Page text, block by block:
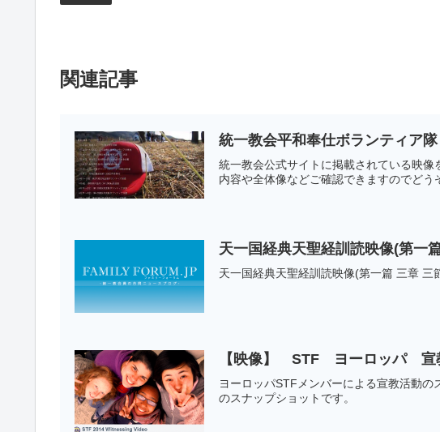
関連記事
統一教会平和奉仕ボランティア
統一教会公式サイトに掲載されている映
内容や全体像などご確認できますのでど
天一国経典天聖経訓読映像(第一
天一国経典天聖経訓読映像(第一篇 三章
【映像】 STF ヨーロッパ 宣
ヨーロッパSTFメンバーによる宣教活動
のスナップショットです。